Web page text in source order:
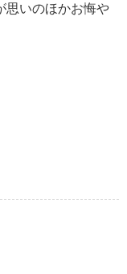
思いのほかお悔や